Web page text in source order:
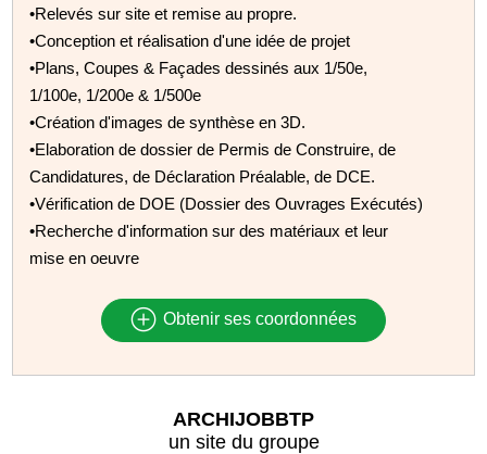
•Relevés sur site et remise au propre.
•Conception et réalisation d'une idée de projet
•Plans, Coupes & Façades dessinés aux 1/50e,
1/100e, 1/200e & 1/500e
•Création d'images de synthèse en 3D.
•Elaboration de dossier de Permis de Construire, de
Candidatures, de Déclaration Préalable, de DCE.
•Vérification de DOE (Dossier des Ouvrages Exécutés)
•Recherche d'information sur des matériaux et leur
mise en oeuvre
Obtenir ses coordonnées
ARCHIJOBBTP
un site du groupe